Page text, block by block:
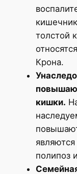
толстой
Крона.
кишки.
полипоз